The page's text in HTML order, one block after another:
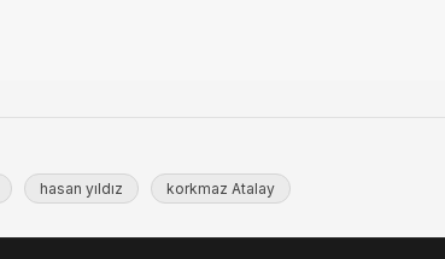
hasan yıldız korkmaz Atalay